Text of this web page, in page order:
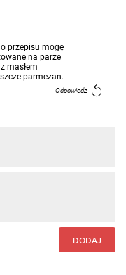
przepisu mogę
na parze
masłem
parmezan.
Odpowiedz
DODAJ